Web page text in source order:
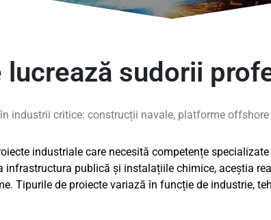
sudorii
industrii critice: construcții navale, platforme
industriale care necesită competențe
publică și instalațiile chimice, aceștia
Tipurile de proiecte variază în funcție de industrie,